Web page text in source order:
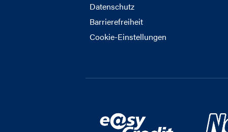
Datenschutz
Barrierefreiheit
Cookie-Einstellungen